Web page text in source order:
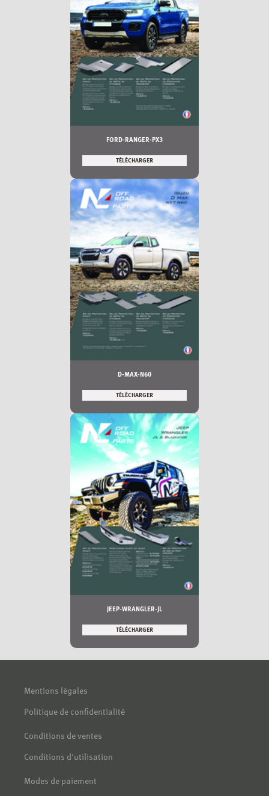
FORD-RANGER-PX3
TÉLÉCHARGER
D-MAX-N60
TÉLÉCHARGER
JEEP-WRANGLER-JL
TÉLÉCHARGER
Mentions légales
Politique de confidentialité
Conditions de ventes
Conditions d'utilisation
Modes de paiement